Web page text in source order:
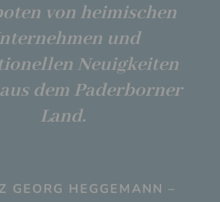
von heimischen
und
Neuigkeiten
dem Paderborner
Land.
GEORG HEGGEMANN –